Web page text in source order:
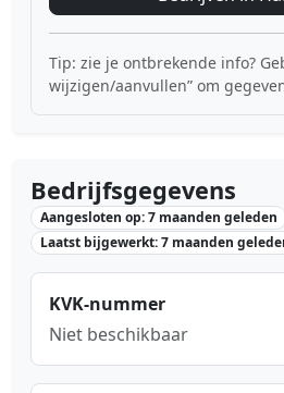
Tip: zie je ontbrekende info?
wijzigen/aanvullen” om
Bedrijfsgegevens
Aangesloten op: 7 maanden geleden
Laatst bijgewerkt: 7 maanden
KVK-nummer
Niet beschikbaar